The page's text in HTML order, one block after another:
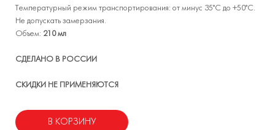
Температурный режим транспортирования: от минус 35°С до +50°С.
Не допускать замерзания.
Объем: 210 мл
СДЕЛАНО В РОССИИ
СКИДКИ НЕ ПРИМЕНЯЮТСЯ
В КОРЗИНУ